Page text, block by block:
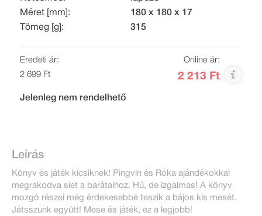
Méret [mm]:
180 x 180 x 17
Tömeg [g]:
315
Eredeti ár:
2 699 Ft
Online ár:
2 213 Ft
Jelenleg nem rendelhető
Leírás
Könyv és játék kicsiknek! Pingvin és Róka ajándékokkal
megrakodva siet a barátaihoz. Hű, de izgalmas! A könyv
mozgó részei még érdekesebbé teszik a bájos kis mesét.
Játsszunk együtt! Mese és játék, ez a legjobb!